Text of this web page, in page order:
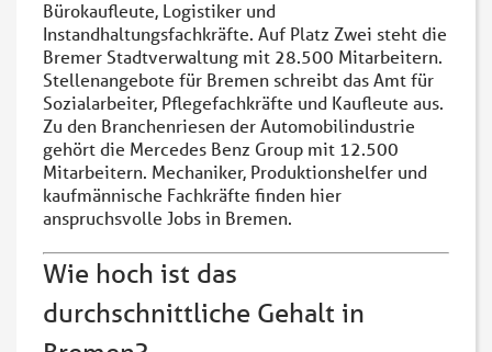
Bürokaufleute, Logistiker und
Instandhaltungsfachkräfte. Auf Platz Zwei steht die
Bremer Stadtverwaltung mit 28.500 Mitarbeitern.
Stellenangebote für Bremen schreibt das Amt für
Sozialarbeiter, Pflegefachkräfte und Kaufleute aus.
Zu den Branchenriesen der Automobilindustrie
gehört die Mercedes Benz Group mit 12.500
Mitarbeitern. Mechaniker, Produktionshelfer und
kaufmännische Fachkräfte finden hier
anspruchsvolle Jobs in Bremen.
Wie hoch ist das
durchschnittliche Gehalt in